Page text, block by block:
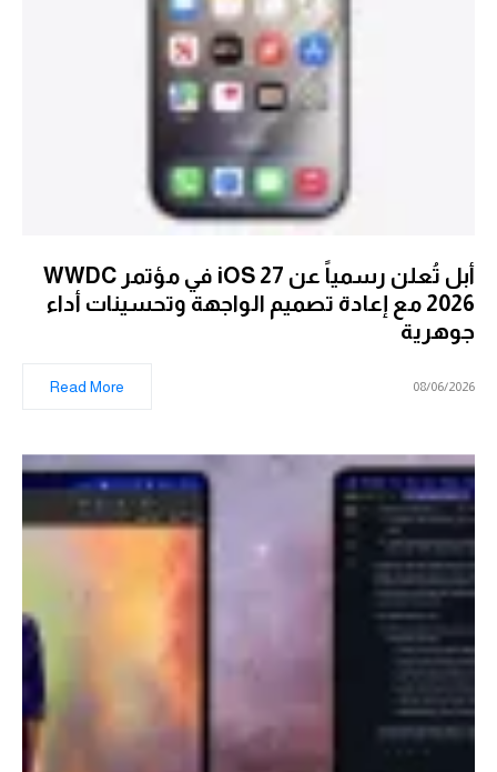
أبل تُعلن رسمياً عن iOS 27 في مؤتمر WWDC
2026 مع إعادة تصميم الواجهة وتحسينات أداء
جوهرية
08/06/2026
Read More